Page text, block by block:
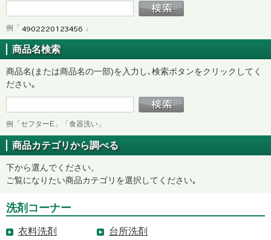
例「 」
商品名検索
商品名(または商品名の一部)を入力し､検索ボタンをクリックしてく
ださい｡
例「セフターE」「食器洗い」
商品カテゴリから調べる
下から選んでください。
ご覧になりたい商品カテゴリを選択してください｡
洗剤コーナー
衣料洗剤 台所洗剤